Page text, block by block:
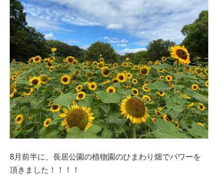
8月前半に、長居公園の植物園のひまわり畑でパワーを
頂きました！！！！